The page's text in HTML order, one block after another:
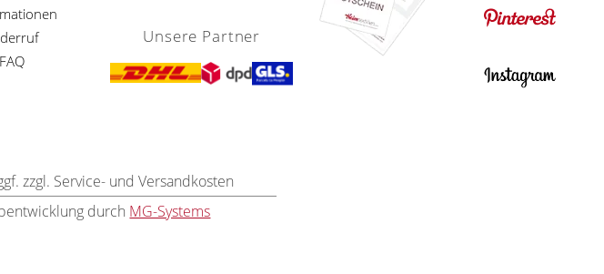
FAQ
Unsere Partner
zzgl. Service- und Versandkosten
durch MG-Systems